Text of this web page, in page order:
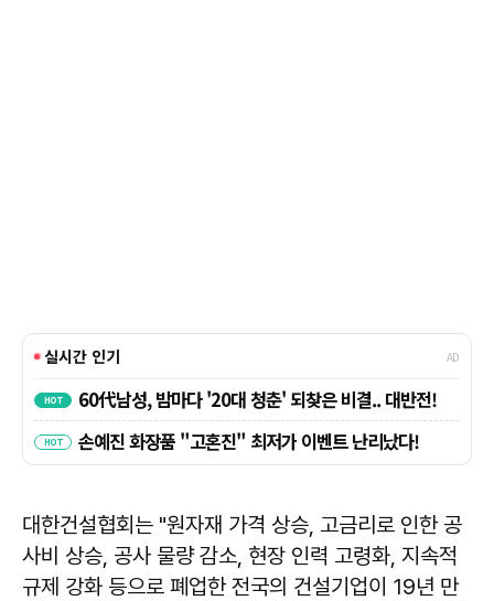
대한건설협회는 "원자재 가격 상승, 고금리로 인한 공
사비 상승, 공사 물량 감소, 현장 인력 고령화, 지속적
규제 강화 등으로 폐업한 전국의 건설기업이 19년 만